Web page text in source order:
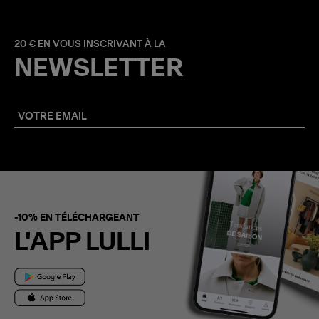
20 € EN VOUS INSCRIVANT À LA
NEWSLETTER
-10% EN TÉLÉCHARGEANT
L'APP LULLI